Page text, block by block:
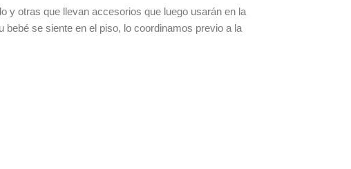
y otras que llevan accesorios que luego usarán en la
se siente en el piso, lo coordinamos previo a la